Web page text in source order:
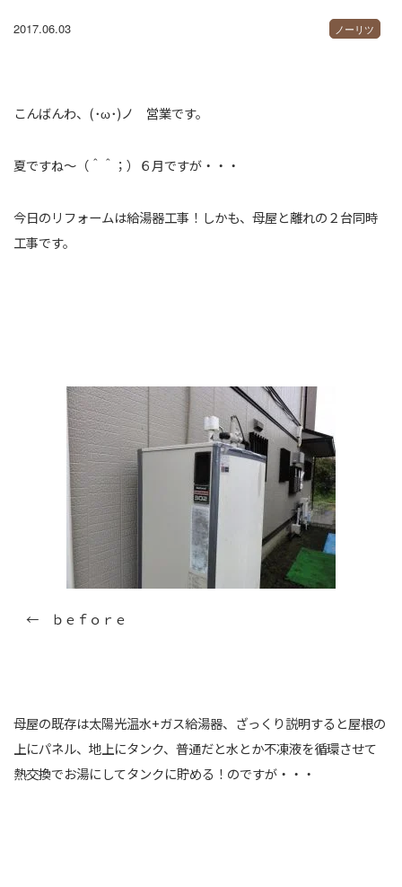
2017.06.03 ノーリツ
こんばんわ、(･ω･)ノ 営業です。
夏ですね～（＾＾；）６月ですが・・・
今日のリフォームは給湯器工事！しかも、母屋と離れの２台同時
工事です。
← ｂｅｆｏｒｅ
母屋の既存は太陽光温水+ガス給湯器、ざっくり説明すると屋根の
上にパネル、地上にタンク、普通だと水とか不凍液を循環させて
熱交換でお湯にしてタンクに貯める！のですが・・・